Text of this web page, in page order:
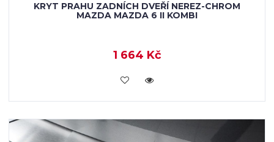
KRYT PRAHU ZADNÍCH DVEŘÍ NEREZ-CHROM
MAZDA MAZDA 6 II KOMBI
1 664 Kč
KOUPIT